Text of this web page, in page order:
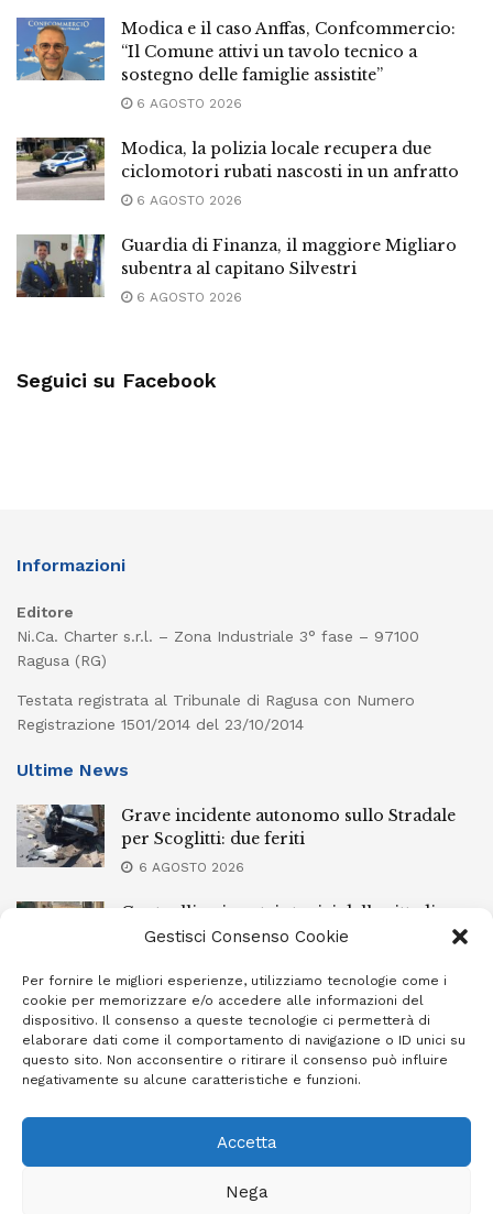
Gestisci Consenso Cookie
Per fornire le migliori esperienze, utilizziamo tecnologie come i
cookie per memorizzare e/o accedere alle informazioni del
dispositivo. Il consenso a queste tecnologie ci permetterà di
elaborare dati come il comportamento di navigazione o ID unici su
questo sito. Non acconsentire o ritirare il consenso può influire
negativamente su alcune caratteristiche e funzioni.
Accetta
Nega
Modica e il caso Anffas, Confcommercio:
“Il Comune attivi un tavolo tecnico a
sostegno delle famiglie assistite”
6 AGOSTO 2026
Modica, la polizia locale recupera due
ciclomotori rubati nascosti in un anfratto
6 AGOSTO 2026
Guardia di Finanza, il maggiore Migliaro
subentra al capitano Silvestri
6 AGOSTO 2026
Seguici su Facebook
Informazioni
Editore
Ni.Ca. Charter s.r.l. – Zona Industriale 3° fase – 97100
Ragusa (RG)
Testata registrata al Tribunale di Ragusa con Numero
Registrazione 1501/2014 del 23/10/2014
Ultime News
Grave incidente autonomo sullo Stradale
per Scoglitti: due feriti
6 AGOSTO 2026
Controlli nei centri storici delle cittadine
della provincia iblea, 23 stranieri espulsi
Ragusa piange la scomparsa di Giuseppe
Mazzone
6 AGOSTO 2026